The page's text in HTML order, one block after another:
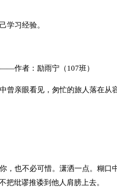
学习经验。
作者：励雨宁（107班）
曾亲眼看见，匆忙的旅人落在从
，也不必可惜。潇洒一点。糊口
把纰谬推诿到他人肩膀上去。